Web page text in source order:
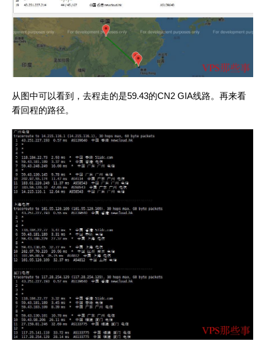
从图中可以看到，去程走的是59.43的CN2 GIA线路。再来看
看回程的路径。